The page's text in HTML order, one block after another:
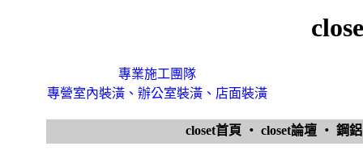
專業施工團隊
專營室內裝潢、辦公室裝潢、店面裝潢
closet首頁 ‧ closet論壇 ‧ 鋼